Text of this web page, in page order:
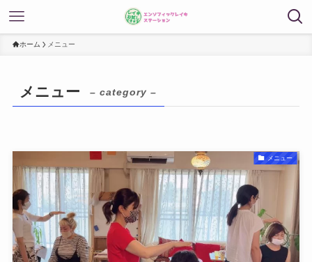
ホーム メニュー
メニュー – category –
メニュー